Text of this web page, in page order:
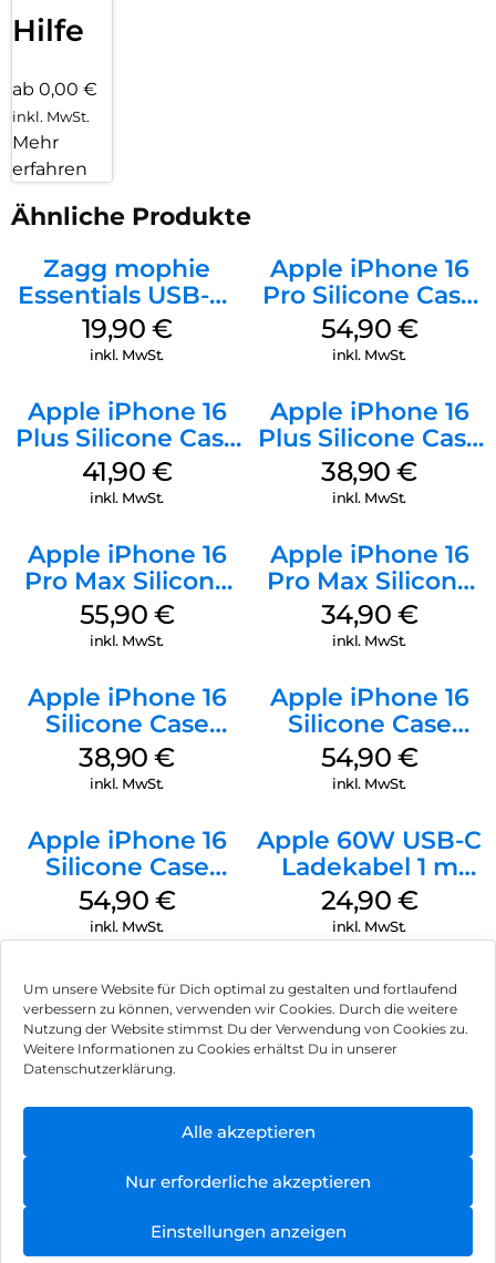
Um unsere Website für Dich optimal zu gestalten und fortlaufend
verbessern zu können, verwenden wir Cookies. Durch die weitere
Nutzung der Website stimmst Du der Verwendung von Cookies zu.
Weitere Informationen zu Cookies erhältst Du in unserer
Datenschutzerklärung.
Alle akzeptieren
Nur erforderliche akzeptieren
Einstellungen anzeigen
Hilfe
ab 0,00 €
inkl. MwSt.
Mehr
erfahren
Ähnliche Produkte
Zagg mophie
Essentials USB-C-
20W Charger PD
Weiß
19,90 €
inkl. MwSt.
Apple iPhone 16
Pro Silicone Case
MagSafe Black
54,90 €
inkl. MwSt.
Apple iPhone 16
Plus Silicone Case
MagSafe Stone
Gray
41,90 €
inkl. MwSt.
Apple iPhone 16
Plus Silicone Case
MagSafe Denim
38,90€
inkl. MwSt.
Apple iPhone 16
Pro Max Silicone
Case MagSafe
Stone Gray
55,90 €
inkl. MwSt.
Apple iPhone 16
Pro Max Silicone
Case MagSafe
Denim
34,90 €
inkl. MwSt.
Apple iPhone 16
Silicone Case
MagSafe
Ultramarine
38,90€
inkl. MwSt.
Apple iPhone 16
Silicone Case
MagSafe Black
54,90 €
inkl. MwSt.
Apple iPhone 16
Silicone Case
MagSafe Lake
Green
54,90 €
inkl. MwSt.
Apple 60W USB-C
Ladekabel 1 m
Weiß
24,90 €
inkl. MwSt.
Impressum
Hinweis zur Batterieentsorgung
Newsletter